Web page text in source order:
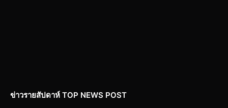
ข่าวรายสัปดาห์ TOP NEWS POST